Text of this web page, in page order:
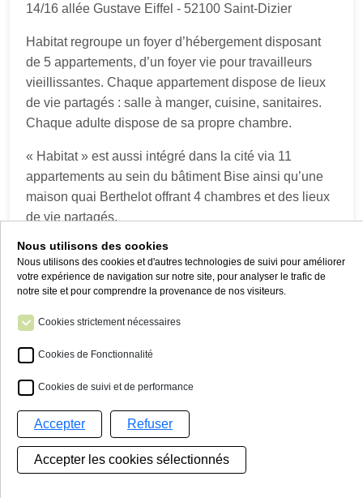
14/16 allée Gustave Eiffel - 52100 Saint-Dizier
Habitat regroupe un foyer d’hébergement disposant
de 5 appartements, d’un foyer vie pour travailleurs
vieillissantes. Chaque appartement dispose de lieux
de vie partagés : salle à manger, cuisine, sanitaires.
Chaque adulte dispose de sa propre chambre.
« Habitat » est aussi intégré dans la cité via 11
appartements au sein du bâtiment Bise ainsi qu’une
maison quai Berthelot offrant 4 chambres et des lieux
de vie partagés.
Notre établissement prend en charge les
handicaps suivants :
Nous utilisons des cookies
Nous utilisons des cookies et d'autres technologies de suivi pour améliorer
votre expérience de navigation sur notre site, pour analyser le trafic de
notre site et pour comprendre la provenance de nos visiteurs.
Cookies strictement nécessaires
Cookies de Fonctionnalité
Cookies de suivi et de performance
Accepter Refuser